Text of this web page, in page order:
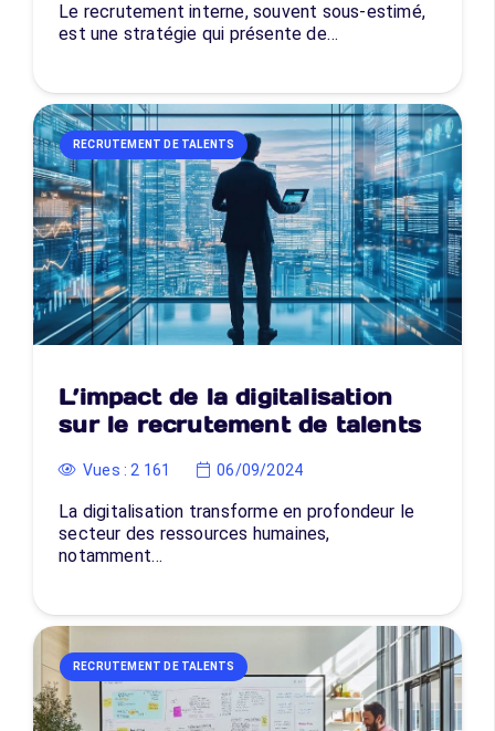
Le recrutement interne, souvent sous-estimé,
est une stratégie qui présente de…
RECRUTEMENT DE TALENTS
L’impact de la digitalisation
sur le recrutement de talents
Vues :2 161 06/09/2024
La digitalisation transforme en profondeur le
secteur des ressources humaines,
notamment…
RECRUTEMENT DE TALENTS